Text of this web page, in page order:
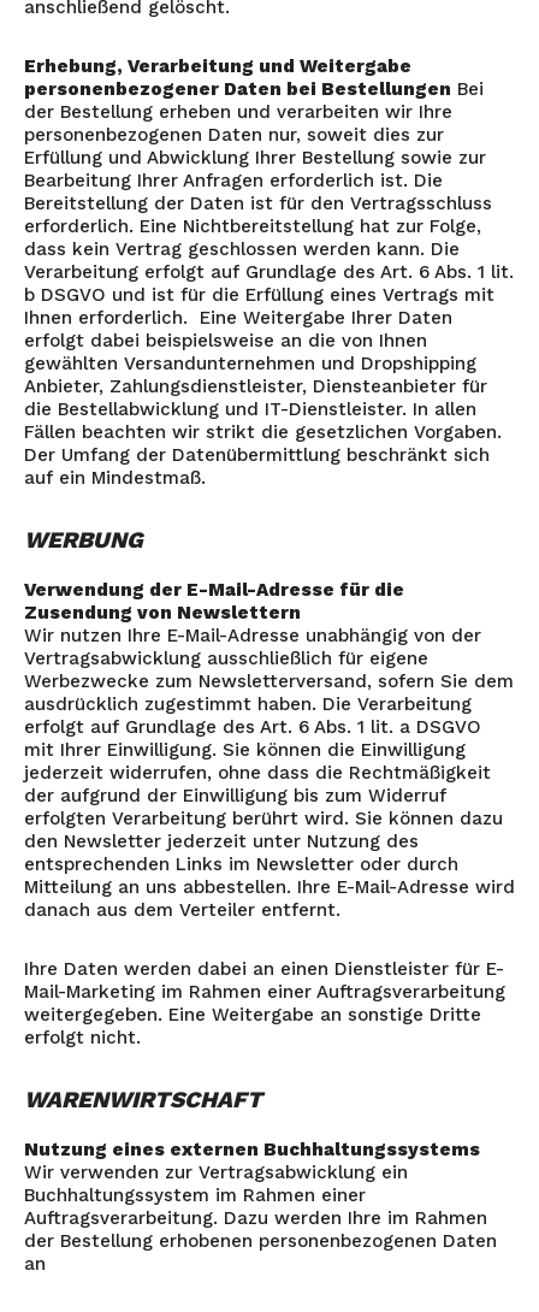
anschließend gelöscht.
Erhebung, Verarbeitung und Weitergabe
personenbezogener Daten bei Bestellungen Bei
der Bestellung erheben und verarbeiten wir Ihre
personenbezogenen Daten nur, soweit dies zur
Erfüllung und Abwicklung Ihrer Bestellung sowie zur
Bearbeitung Ihrer Anfragen erforderlich ist. Die
Bereitstellung der Daten ist für den Vertragsschluss
erforderlich. Eine Nichtbereitstellung hat zur Folge,
dass kein Vertrag geschlossen werden kann. Die
Verarbeitung erfolgt auf Grundlage des Art. 6 Abs. 1 lit.
b DSGVO und ist für die Erfüllung eines Vertrags mit
Ihnen erforderlich. Eine Weitergabe Ihrer Daten
erfolgt dabei beispielsweise an die von Ihnen
gewählten Versandunternehmen und Dropshipping
Anbieter, Zahlungsdienstleister, Diensteanbieter für
die Bestellabwicklung und IT-Dienstleister. In allen
Fällen beachten wir strikt die gesetzlichen Vorgaben.
Der Umfang der Datenübermittlung beschränkt sich
auf ein Mindestmaß.
WERBUNG
Verwendung der E-Mail-Adresse für die
Zusendung von Newslettern
Wir nutzen Ihre E-Mail-Adresse unabhängig von der
Vertragsabwicklung ausschließlich für eigene
Werbezwecke zum Newsletterversand, sofern Sie dem
ausdrücklich zugestimmt haben. Die Verarbeitung
erfolgt auf Grundlage des Art. 6 Abs. 1 lit. a DSGVO
mit Ihrer Einwilligung. Sie können die Einwilligung
jederzeit widerrufen, ohne dass die Rechtmäßigkeit
der aufgrund der Einwilligung bis zum Widerruf
erfolgten Verarbeitung berührt wird. Sie können dazu
den Newsletter jederzeit unter Nutzung des
entsprechenden Links im Newsletter oder durch
Mitteilung an uns abbestellen. Ihre E-Mail-Adresse wird
danach aus dem Verteiler entfernt.
Ihre Daten werden dabei an einen Dienstleister für E-
Mail-Marketing im Rahmen einer Auftragsverarbeitung
weitergegeben. Eine Weitergabe an sonstige Dritte
erfolgt nicht.
WARENWIRTSCHAFT
Nutzung eines externen Buchhaltungssystems
Wir verwenden zur Vertragsabwicklung ein
Buchhaltungssystem im Rahmen einer
Auftragsverarbeitung. Dazu werden Ihre im Rahmen
der Bestellung erhobenen personenbezogenen Daten
an